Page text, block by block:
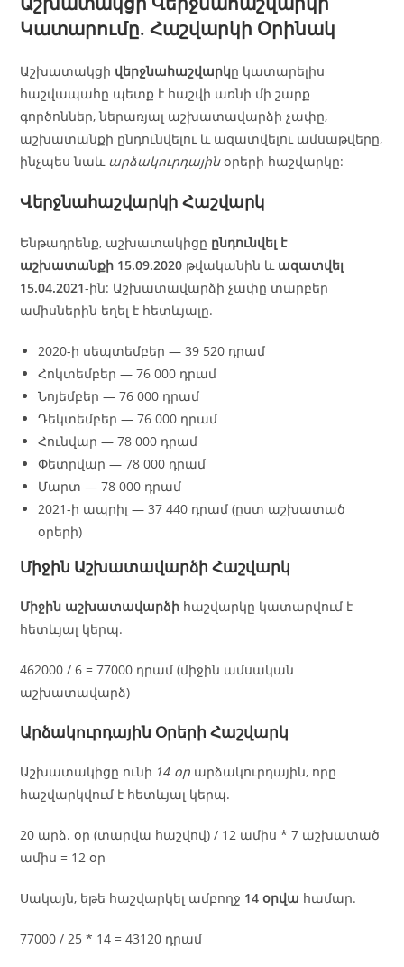
Կատարումը. Հաշվարկի Օրինակ
Աշխատակցի վերջնահաշվարկը կատարելիս
հաշվապահը պետք է հաշվի առնի մի շարք
գործոններ, ներառյալ աշխատավարձի չափը,
աշխատանքի ընդունվելու և ազատվելու ամսաթվերը,
ինչպես նաև արձակուրդայինօրերի հաշվարկը:
Վերջնահաշվարկի Հաշվարկ
Ենթադրենք, աշխատակիցը ընդունվել է
աշխատանքի 15.09.2020 թվականին և ազատվել
15.04.2021-ին: Աշխատավարձի չափը տարբեր
ամիսներին եղել է հետևյալը.
2020-ի սեպտեմբեր — 39 520 դրամ
Հոկտեմբեր — 76 000 դրամ
Նոյեմբեր — 76 000 դրամ
Դեկտեմբեր — 76 000 դրամ
Հունվար — 78 000 դրամ
Փետրվար — 78 000 դրամ
Մարտ — 78 000 դրամ
2021-ի ապրիլ — 37 440 դրամ (ըստ աշխատած
օրերի)
Միջին Աշխատավարձի Հաշվարկ
Միջին աշխատավարձի հաշվարկը կատարվում է
հետևյալ կերպ.
462000 / 6 = 77000 դրամ (միջին ամսական
աշխատավարձ)
Արձակուրդային Օրերի Հաշվարկ
Աշխատակիցը ունի 14 օր արձակուրդային, որը
հաշվարկվում է հետևյալ կերպ.
20 արձ. օր (տարվա հաշվով) / 12 ամիս * 7 աշխատած
ամիս = 12 օր
Սակայն, եթե հաշվարկել ամբողջ 14 օրվա համար.
77000 / 25 * 14 = 43120 դրամ